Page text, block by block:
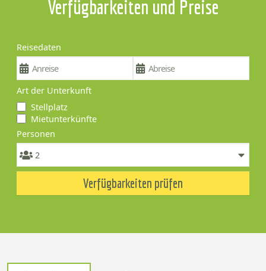
Verfügbarkeiten und Preise
Reisedaten
Art der Unterkunft
Stellplatz
Mietunterkünfte
Personen
Verfügbarkeiten prüfen